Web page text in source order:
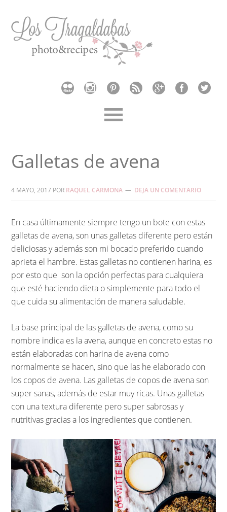
Galletas de avena
4 MAYO, 2017 POR RAQUEL CARMONA DEJA UN COMENTARIO
En casa últimamente siempre tengo un bote con estas
galletas de avena, son unas galletas diferente pero están
deliciosas y además son mi bocado preferido cuando
aprieta el hambre. Estas galletas no contienen harina, es
por esto que son la opción perfectas para cualquiera
que esté haciendo dieta o simplemente para todo el
que cuida su alimentación de manera saludable.
La base principal de las galletas de avena, como su
nombre indica es la avena, aunque en concreto estas no
están elaboradas con harina de avena como
normalmente se hacen, sino que las he elaborado con
los copos de avena. Las galletas de copos de avena son
super sanas, además de estar muy ricas. Unas galletas
con una textura diferente pero super sabrosas y
nutritivas gracias a los ingredientes que contienen.